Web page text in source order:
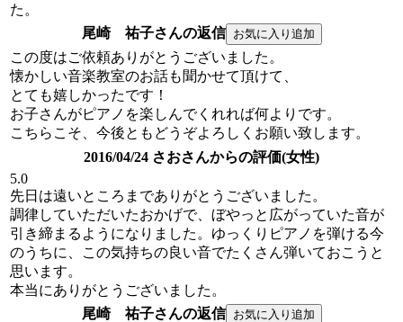
た。
尾崎 祐子さんの返信
この度はご依頼ありがとうございました。
懐かしい音楽教室のお話も聞かせて頂けて、
とても嬉しかったです！
お子さんがピアノを楽しんでくれれば何よりです。
こちらこそ、今後ともどうぞよろしくお願い致します。
2016/04/24 さおさんからの評価(女性)
5.0
先日は遠いところまでありがとうございました。
調律していただいたおかげで、ぼやっと広がっていた音が
引き締まるようになりました。ゆっくりピアノを弾ける今
のうちに、この気持ちの良い音でたくさん弾いておこうと
思います。
本当にありがとうございました。
尾崎 祐子さんの返信